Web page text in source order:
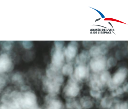
Ouvrir le menu
Plus d'informations